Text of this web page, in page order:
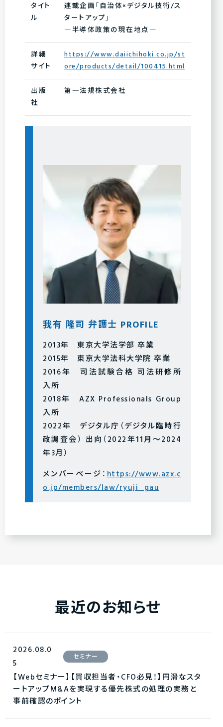
タイト
ル
連載企画「自治体×デジタル技術/ス
タートアップ」
―半導体政策の現在地点―
詳細
サイト
https://www.daiichihoki.co.jp/st
ore/products/detail/100415.html
出版
社
第一法規株式会社
我有 隆司 弁護士 PROFILE
2013年 東京大学法学部 卒業
2015年 東京大学法科大学院 卒業
2016年 司法試験合格 司法研修所
入所
2018年 AZX Professionals Group
入所
2022年 デジタル庁（デジタル臨時行
政調査会） 出向（2022年11月～2024
年3月）
メンバーページ：https://www.azx.c
o.jp/members/law/ryuji_gau
最近のお知らせ
2026.08.0
5
セミナー
【Webセミナー】【買収担当者・CFO必見！】円滑なスタ
ートアップM&Aを実現する優先株式の処理の実務と
事前確認のポイント